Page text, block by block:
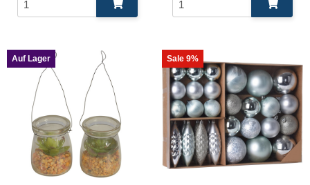
Auf Lager Sale 9%